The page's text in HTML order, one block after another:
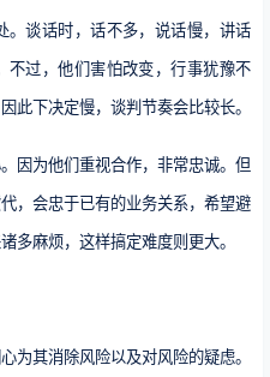
。谈话时，话不多，说话慢，讲话
不过，他们害怕改变，行事犹豫不
此下决定慢，谈判节奏会比较长。
因为他们重视合作，非常忠诚。但
，会忠于已有的业务关系，希望避
多麻烦，这样搞定难度则更大。
为其消除风险以及对风险的疑虑。